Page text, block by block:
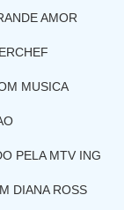
AMOR
MUSICA
PELA MTV ING
DIANA ROSS